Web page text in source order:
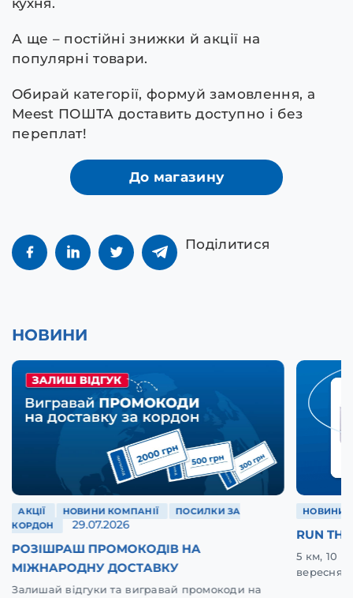
А ще – постійні знижки й акції на
популярні товари.
Обирай категорії, формуй замовлення, а
Meest ПОШТА доставить доступно і без
переплат!
До магазину
Поділитися
НОВИНИ
АКЦІЇ НОВИНИ КОМПАНІЇ
ПОСИЛКИ ЗА
КОРДОН
29.07.2026
РОЗІШРАШ ПРОМОКОДІВ НА
МІЖНАРОДНУ ДОСТАВКУ
Залишай відгуки та вигравай промокоди на
НОВИНИ
RUN
5 км, 10
вересня